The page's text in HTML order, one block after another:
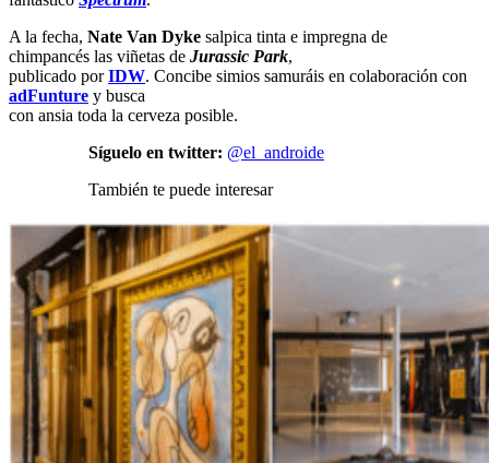
A la fecha, Nate Van Dyke salpica tinta e impregna de
chimpancés las viñetas de Jurassic Park,
publicado porIDW. Concibe simios samuráis en colaboración con
adFunture y busca
con ansia toda la cerveza posible.
Síguelo en twitter: @el_androide
También te puede interesar